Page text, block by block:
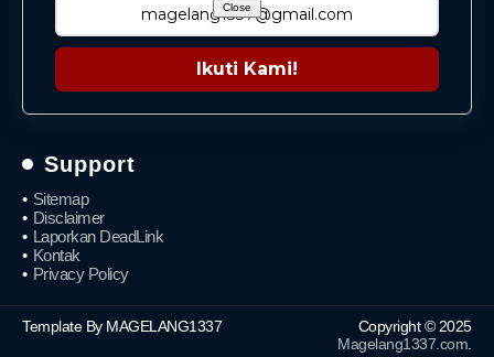
Ikuti Kami!
Support
Sitemap
Disclaimer
Laporkan DeadLink
Kontak
Privacy Policy
Template By MAGELANG1337
Copyright © 2025
Magelang1337.com
Close